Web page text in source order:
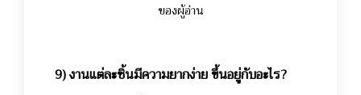
ของผู้อ่าน
9) งานแต่ละชิ้นมีความยากง่าย ขึ้นอยู่กับอะไร?